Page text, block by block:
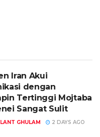
Iran Akui
dengan
Tertinggi Mojtaba
Sangat Sulit
GHULAM
2 DAYS AGO